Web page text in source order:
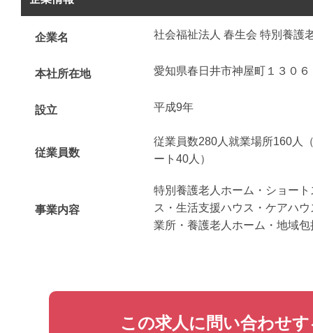
企業名 社会福祉法人 春生会 特別養護
本社所在地 愛知県春日井市神屋町１３０６
設立 平成9年
従業員数
従業員数280人就業場所160人
ート40人）
事業内容
特別養護老人ホーム・ショー
ス・生活支援ハウス・ケアハ
業所・養護老人ホーム・地域
この求人に問い合わせ